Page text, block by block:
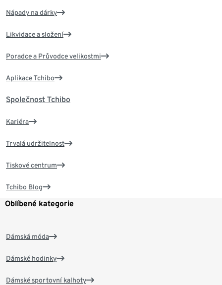
Nápady na dárky
Likvidace a složení
Poradce a Průvodce velikostmi
Aplikace Tchibo
Společnost Tchibo
Kariéra
Trvalá udržitelnost
Tiskové centrum
Tchibo Blog
Oblíbené kategorie
Dámská móda
Dámské hodinky
Dámské sportovní kalhoty